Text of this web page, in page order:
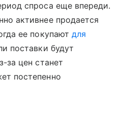
спроса еще впереди.
активнее продается
ее покупают для
поставки будут
за цен станет
постепенно